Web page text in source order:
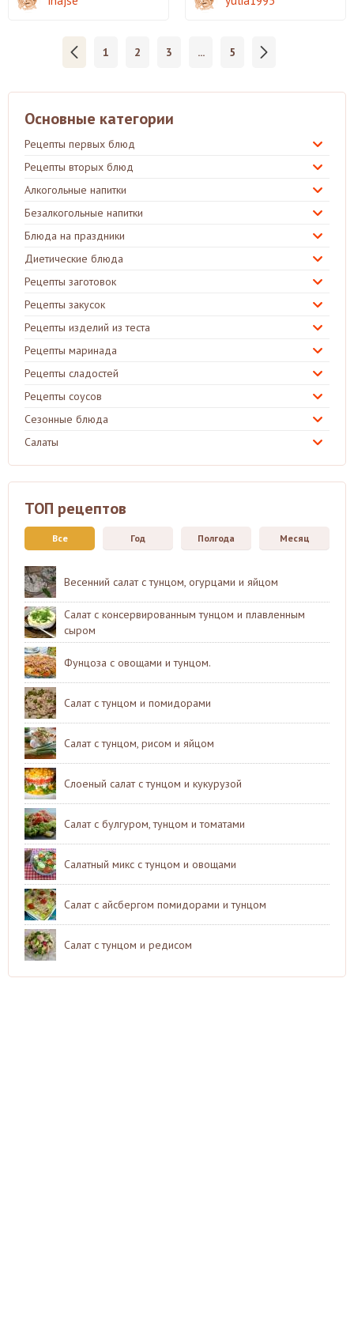
1 2 3 ... 5
Основные категории
Рецепты первых блюд
Рецепты вторых блюд
Алкогольные напитки
Безалкогольные напитки
Блюда на праздники
Диетические блюда
Рецепты заготовок
Рецепты закусок
Рецепты изделий из теста
Рецепты маринада
Рецепты сладостей
Рецепты соусов
Сезонные блюда
Салаты
ТОП рецептов
Все Год Полгода Месяц
Весенний салат с тунцом, огурцами и яйцом
Салат с консервированным тунцом и плавленным
сыром
Фунцоза с овощами и тунцом.
Салат с тунцом и помидорами
Салат с тунцом, рисом и яйцом
Слоеный салат с тунцом и кукурузой
Салат с булгуром, тунцом и томатами
Салатный микс с тунцом и овощами
Салат с айсбергом помидорами и тунцом
Салат с тунцом и редисом